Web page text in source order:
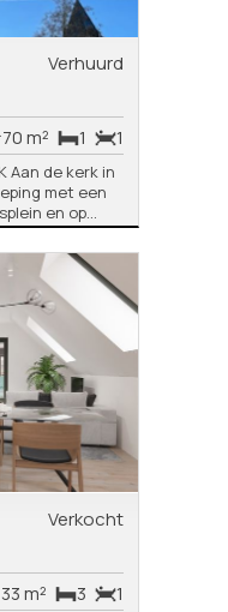
Verhuurd
1
1
70 m²
Aan de kerk in
met een
en op...
Verkocht
1
3
m²